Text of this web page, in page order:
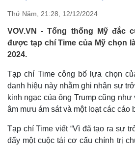
Nhận diện sự thật
Việc
Biển
Thứ Năm, 21:28, 12/12/2024
VOV.VN - Tổng thống Mỹ đắc
được tạp chí Time của Mỹ chọn
2024.
Tạp chí Time công bố lựa chọn
danh hiệu này nhằm ghi nhận sự
kinh ngạc của ông Trump cũng
âm mưu ám sát và một loạt các cáo
Tạp chí Time viết “Vì đã tạo ra sự
đẩy một cuộc tái cơ cấu chính trị